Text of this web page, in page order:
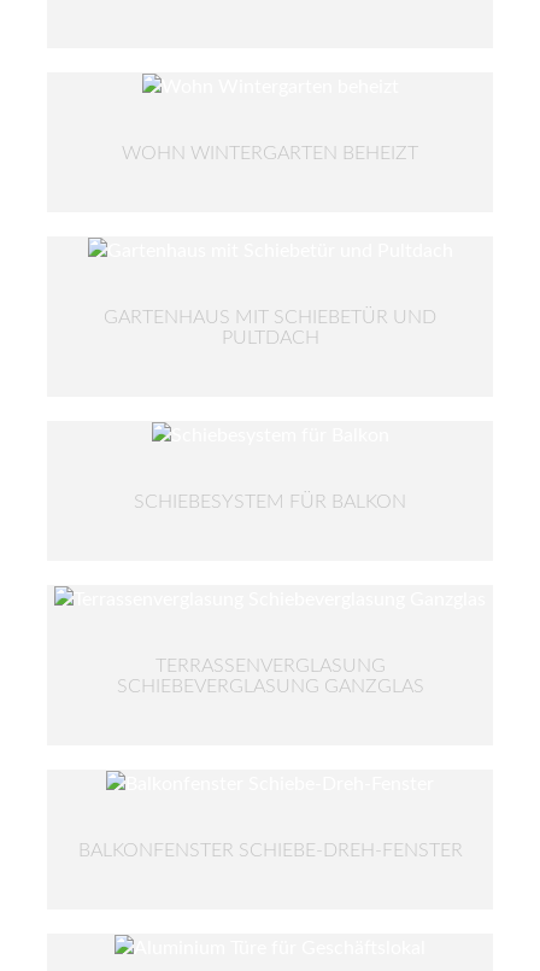
WOHN WINTERGARTEN BEHEIZT
GARTENHAUS MIT SCHIEBETÜR UND
PULTDACH
SCHIEBESYSTEM FÜR BALKON
TERRASSENVERGLASUNG
SCHIEBEVERGLASUNG GANZGLAS
BALKONFENSTER SCHIEBE-DREH-FENSTER